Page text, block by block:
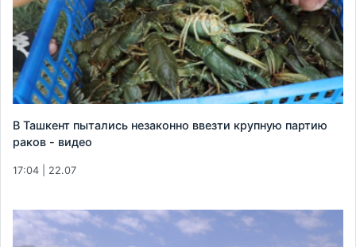
В Ташкент пытались незаконно ввезти крупную партию
раков - видео
17:04 | 22.07